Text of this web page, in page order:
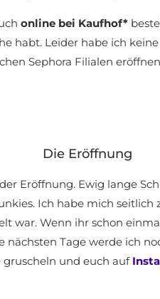
online bei Kaufhof*
habt. Leider habe ich
Sephora Filialen
Die Eröffnung
Eröffnung. Ewig lange
Ich habe mich seitlich
war. Wenn ihr schon
nächsten Tage werde ich
gruscheln und euch auf